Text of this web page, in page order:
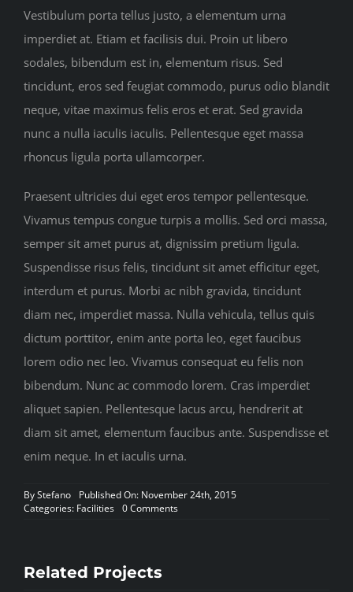
Vestibulum porta tellus justo, a elementum urna
imperdiet at. Etiam et facilisis dui. Proin ut libero
sodales, bibendum est in, elementum risus. Sed
tincidunt, eros sed feugiat commodo, purus odio blandit
neque, vitae maximus felis eros et erat. Sed gravida
nunc a nulla iaculis iaculis. Pellentesque eget massa
rhoncus ligula porta ullamcorper.
Praesent ultricies dui eget eros tempor pellentesque.
Vivamus tempus congue turpis a mollis. Sed orci massa,
semper sit amet purus at, dignissim pretium ligula.
Suspendisse risus felis, tincidunt sit amet efficitur eget,
interdum et purus. Morbi ac nibh gravida, tincidunt
diam nec, imperdiet massa. Nulla vehicula, tellus quis
dictum porttitor, enim ante porta leo, eget faucibus
lorem odio nec leo. Vivamus consequat eu felis non
bibendum. Nunc ac commodo lorem. Cras imperdiet
aliquet sapien. Pellentesque lacus arcu, hendrerit at
diam sit amet, elementum faucibus ante. Suspendisse et
enim neque. In et iaculis urna.
ByStefano
Published On: November 24th, 2015
Categories: Facilities 0 Commentson
Related Projects